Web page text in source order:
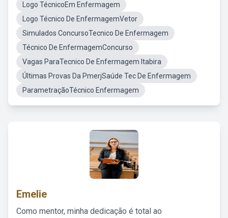
Logo TécnicoEm Enfermagem
Logo Técnico De EnfermagemVetor
Simulados ConcursoTecnico De Enfermagem
Técnico De EnfermagemConcurso
Vagas ParaTecnico De Enfermagem Itabira
Últimas Provas Da PmerjSaúde Tec De Enfermagem
ParametraçãoTécnico Enfermagem
Emelie
Como mentor, minha dedicação é total ao